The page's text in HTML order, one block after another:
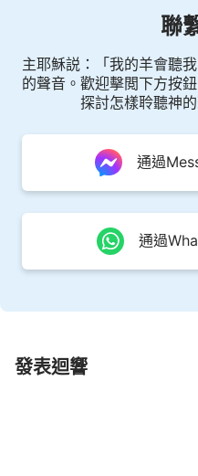
聯
主耶穌説：「我的羊會聽
的聲音。歡迎擊閲下方按
探討怎樣聆聽神
通過
通過
發表迴響